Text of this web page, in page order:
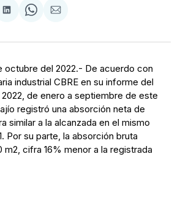
Compartir
LinkedIn
Share
WhatsApp
Compartir
Email
octubre del 2022.- De acuerdo con
industrial CBRE en su informe del
de enero a septiembre de este
registró una absorción neta de
similar a la alcanzada en el mismo
Por su parte, la absorción bruta
m2, cifra 16% menor a la registrada